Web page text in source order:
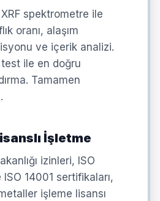
spektrometre ile
oranı, alaşım
ve içerik analizi.
test ile en doğru
Tamamen
İşletme
izinleri, ISO
14001 sertifikaları,
işleme lisansı